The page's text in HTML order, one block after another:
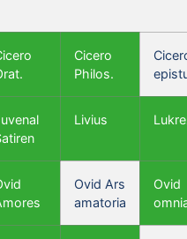
Cicero
Philos.
Livius
Ovid Ars
amatoria
Ovid